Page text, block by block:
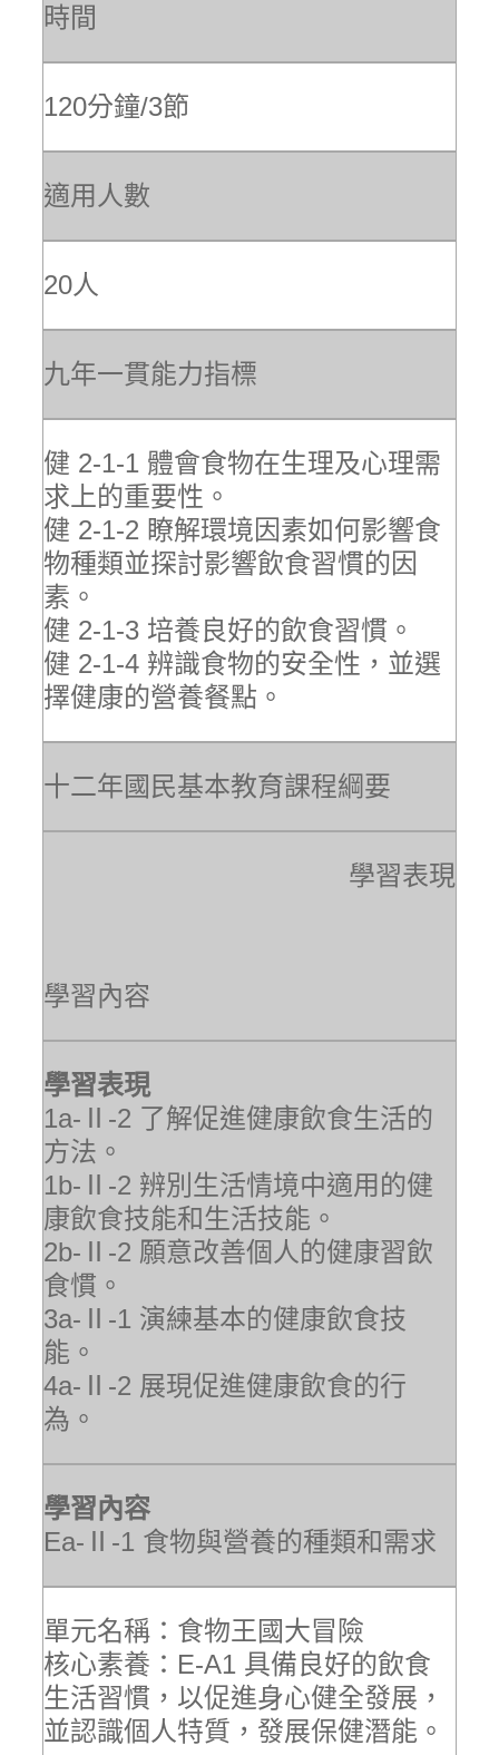
時間
120分鐘/3節
適用人數
20人
九年一貫能力指標
健 2-1-1 體會食物在生理及心理需
求上的重要性。
健 2-1-2 瞭解環境因素如何影響食
物種類並探討影響飲食習慣的因
素。
健 2-1-3 培養良好的飲食習慣。
健 2-1-4 辨識食物的安全性，並選
擇健康的營養餐點。
十二年國民基本教育課程綱要
學習表現
學習內容
學習表現
1a-Ⅱ-2 了解促進健康飲食生活的
方法。
1b-Ⅱ-2 辨別生活情境中適用的健
康飲食技能和生活技能。
2b-Ⅱ-2 願意改善個人的健康習飲
食慣。
3a-Ⅱ-1 演練基本的健康飲食技
能。
4a-Ⅱ-2 展現促進健康飲食的行
為。
學習內容
Ea-Ⅱ-1 食物與營養的種類和需求
單元名稱：食物王國大冒險
核心素養：E-A1 具備良好的飲食
生活習慣，以促進身心健全發展，
並認識個人特質，發展保健潛能。